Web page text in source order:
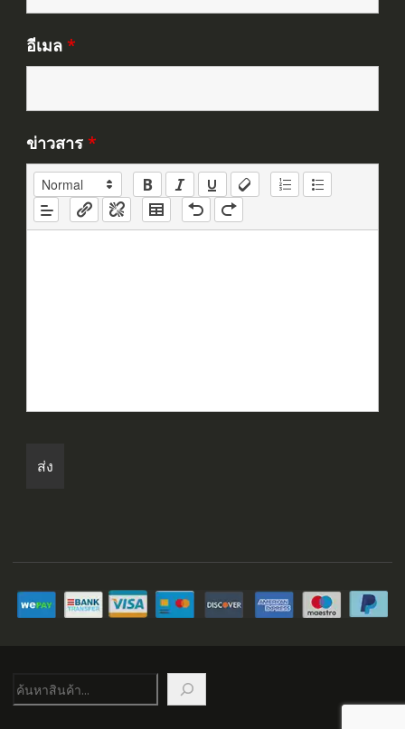
อีเมล *
ข่าวสาร *